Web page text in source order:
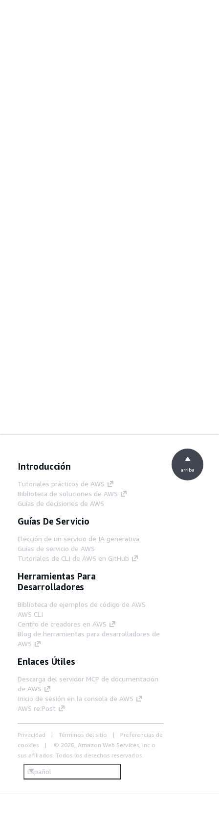
Introducción
Tutoriales prácticos de AWS
Biblioteca de soluciones de AWS
Guías de decisiones de AWS
Guías De Servicio
Elección de un servicio de IA generativa
Guías de servicio de AWS
Tutoriales de CLI de AWS en GitHub
Herramientas Para
Desarrolladores
Biblioteca de ejemplos de código de AWS
AWS CLI
Centro de creadores en AWS
Blog de herramientas para desarrolladores de
AWS
Enlaces Útiles
Descarga del servidor MCP de documentación
de AWS
Inicio de sesión en la consola de AWS
AWS re:Post
Privacidad Términos del sitio
Preferencias de
cookies
© 2026, Amazon Web Services, Inc o
sus afiliados. Todos los derechos reservados.
Español
arriba